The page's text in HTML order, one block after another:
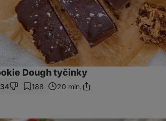
Dough tyčinky
34 188 20 min.Sdílet